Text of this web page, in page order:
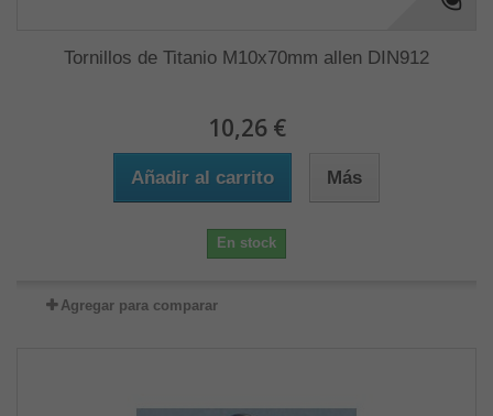
Tornillos de Titanio M10x70mm allen DIN912
10,26 €
Añadir al carrito Más
En stock
Agregar para comparar